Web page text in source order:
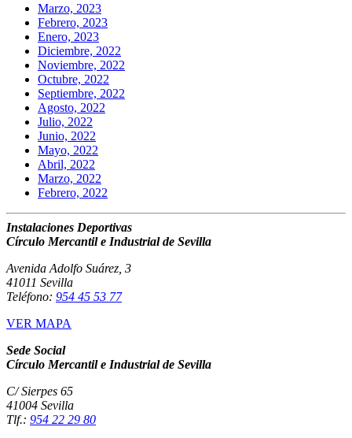
Marzo, 2023
Febrero, 2023
Enero, 2023
Diciembre, 2022
Noviembre, 2022
Octubre, 2022
Septiembre, 2022
Agosto, 2022
Julio, 2022
Junio, 2022
Mayo, 2022
Abril, 2022
Marzo, 2022
Febrero, 2022
Instalaciones Deportivas
Círculo Mercantil e Industrial de Sevilla
Avenida Adolfo Suárez, 3
41011 Sevilla
Teléfono: 954 45 53 77
VER MAPA
Sede Social
Círculo Mercantil e Industrial de Sevilla
C/ Sierpes 65
41004 Sevilla
Tlf.: 954 22 29 80